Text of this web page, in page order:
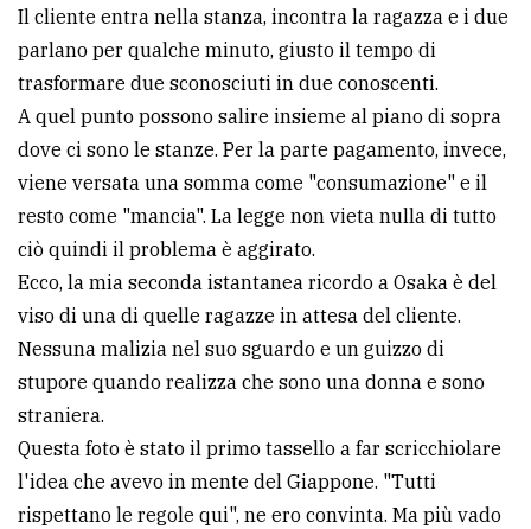
Il cliente entra nella stanza, incontra la ragazza e i due
parlano per qualche minuto, giusto il tempo di
trasformare due sconosciuti in due conoscenti.
A quel punto possono salire insieme al piano di sopra
dove ci sono le stanze. Per la parte pagamento, invece,
viene versata una somma come "consumazione" e il
resto come "mancia". La legge non vieta nulla di tutto
ciò quindi il problema è aggirato.
Ecco, la mia seconda istantanea ricordo a Osaka è del
viso di una di quelle ragazze in attesa del cliente.
Nessuna malizia nel suo sguardo e un guizzo di
stupore quando realizza che sono una donna e sono
straniera.
Questa foto è stato il primo tassello a far scricchiolare
l'idea che avevo in mente del Giappone. "Tutti
rispettano le regole qui", ne ero convinta. Ma più vado